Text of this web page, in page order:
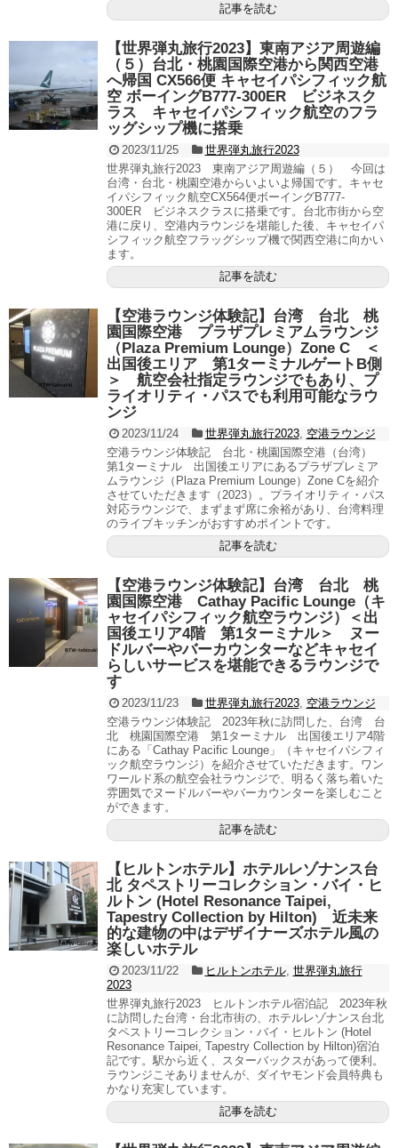
記事を読む
【世界弾丸旅行2023】東南アジア周遊編
（５）台北・桃園国際空港から関西空港
へ帰国 CX566便 キャセイパシフィック航
空 ボーイングB777-300ER ビジネスク
ラス キャセイパシフィック航空のフラ
ッグシップ機に搭乗
2023/11/25
世界弾丸旅行2023
世界弾丸旅行2023 東南アジア周遊編（５） 今回は
台湾・台北・桃園空港からいよいよ帰国です。キャセ
イパシフィック航空CX564便ボーイングB777-
300ER ビジネスクラスに搭乗です。台北市街から空
港に戻り、空港内ラウンジを堪能した後、キャセイパ
シフィック航空フラッグシップ機で関西空港に向かい
ます。
記事を読む
【空港ラウンジ体験記】台湾 台北 桃
園国際空港 プラザプレミアムラウンジ
（Plaza Premium Lounge）Zone C ＜
出国後エリア 第1ターミナルゲートB側
＞ 航空会社指定ラウンジでもあり、プ
ライオリティ・パスでも利用可能なラウ
ンジ
2023/11/24 世界弾丸旅行2023, 空港ラウンジ
空港ラウンジ体験記 台北・桃園国際空港（台湾）
第1ターミナル 出国後エリアにあるプラザプレミア
ムラウンジ（Plaza Premium Lounge）Zone Cを紹介
させていただきます（2023）。プライオリティ・パス
対応ラウンジで、まずまず席に余裕があり、台湾料理
のライブキッチンがおすすめポイントです。
記事を読む
【空港ラウンジ体験記】台湾 台北 桃
園国際空港 Cathay Pacific Lounge（キ
ャセイパシフィック航空ラウンジ）＜出
国後エリア4階 第1ターミナル＞ ヌー
ドルバーやバーカウンターなどキャセイ
らしいサービスを堪能できるラウンジで
す
2023/11/23 世界弾丸旅行2023, 空港ラウンジ
空港ラウンジ体験記 2023年秋に訪問した、台湾 台
北 桃園国際空港 第1ターミナル 出国後エリア4階
にある「Cathay Pacific Lounge」（キャセイパシフィ
ック航空ラウンジ）を紹介させていただきます。ワン
ワールド系の航空会社ラウンジで、明るく落ち着いた
雰囲気でヌードルバーやバーカウンターを楽しむこと
ができます。
記事を読む
【ヒルトンホテル】ホテルレゾナンス台
北 タペストリーコレクション・バイ・ヒ
ルトン (Hotel Resonance Taipei,
Tapestry Collection by Hilton) 近未来
的な建物の中はデザイナーズホテル風の
楽しいホテル
2023/11/22 ヒルトンホテル, 世界弾丸旅行
2023
世界弾丸旅行2023 ヒルトンホテル宿泊記 2023年秋
に訪問した台湾・台北市街の、ホテルレゾナンス台北
タペストリーコレクション・バイ・ヒルトン (Hotel
Resonance Taipei, Tapestry Collection by Hilton)宿泊
記です。駅から近く、スターバックスがあって便利。
ラウンジこそありませんが、ダイヤモンド会員特典も
かなり充実しています。
記事を読む